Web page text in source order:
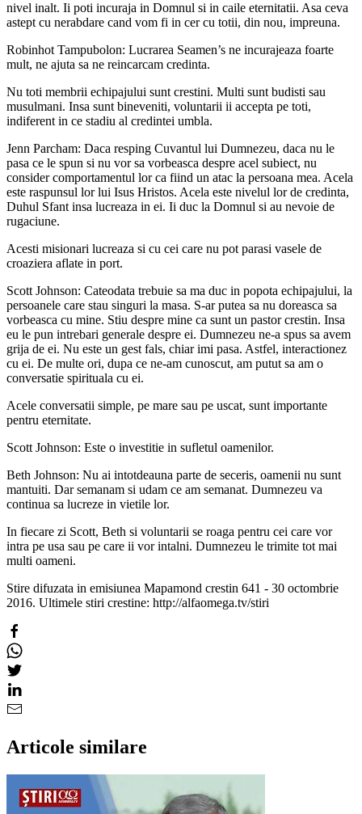
nivel inalt. Ii poti incuraja in Domnul si in caile eternitatii. Asa ceva
astept cu nerabdare cand vom fi in cer cu totii, din nou, impreuna.
Robinhot Tampubolon: Lucrarea Seamen’s ne incurajeaza foarte
mult, ne ajuta sa ne reincarcam credinta.
Nu toti membrii echipajului sunt crestini. Multi sunt budisti sau
musulmani. Insa sunt bineveniti, voluntarii ii accepta pe toti,
indiferent in ce stadiu al credintei umbla.
Jenn Parcham: Daca resping Cuvantul lui Dumnezeu, daca nu le
pasa ce le spun si nu vor sa vorbeasca despre acel subiect, nu
consider comportamentul lor ca fiind un atac la persoana mea. Acela
este raspunsul lor lui Isus Hristos. Acela este nivelul lor de credinta,
Duhul Sfant insa lucreaza in ei. Ii duc la Domnul si au nevoie de
rugaciune.
Acesti misionari lucreaza si cu cei care nu pot parasi vasele de
croaziera aflate in port.
Scott Johnson: Cateodata trebuie sa ma duc in popota echipajului, la
persoanele care stau singuri la masa. S-ar putea sa nu doreasca sa
vorbeasca cu mine. Stiu despre mine ca sunt un pastor crestin. Insa
eu le pun intrebari generale despre ei. Dumnezeu ne-a spus sa avem
grija de ei. Nu este un gest fals, chiar imi pasa. Astfel, interactionez
cu ei. De multe ori, dupa ce ne-am cunoscut, am putut sa am o
conversatie spirituala cu ei.
Acele conversatii simple, pe mare sau pe uscat, sunt importante
pentru eternitate.
Scott Johnson: Este o investitie in sufletul oamenilor.
Beth Johnson: Nu ai intotdeauna parte de seceris, oamenii nu sunt
mantuiti. Dar semanam si udam ce am semanat. Dumnezeu va
continua sa lucreze in vietile lor.
In fiecare zi Scott, Beth si voluntarii se roaga pentru cei care vor
intra pe usa sau pe care ii vor intalni. Dumnezeu le trimite tot mai
multi oameni.
Stire difuzata in emisiunea Mapamond crestin 641 - 30 octombrie
2016. Ultimele stiri crestine: http://alfaomega.tv/stiri
Articole similare